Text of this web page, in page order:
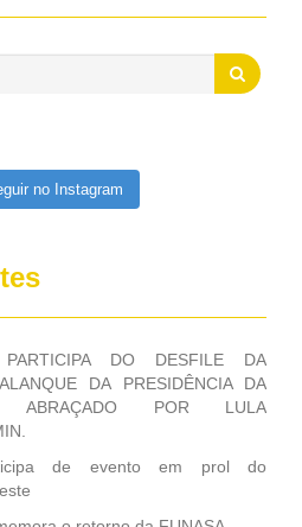
ações, dentre alas, mais de
comunidades rurais.
sem mandato,
no Instagram
PARTICIPA DO DESFILE DA
DA PRESIDÊNCIA DA
POR LULA
de evento em prol do